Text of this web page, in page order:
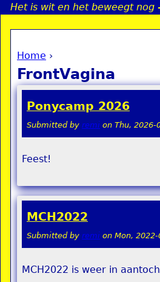
Jump to
Het is wit en het beweegt nog
You are here
Home ›
FrontVagina
Ponycamp 2026
Submitted by remi on Thu, 2026-
Feest!
MCH2022
Submitted by remi on Mon,
MCH2022 is weer in